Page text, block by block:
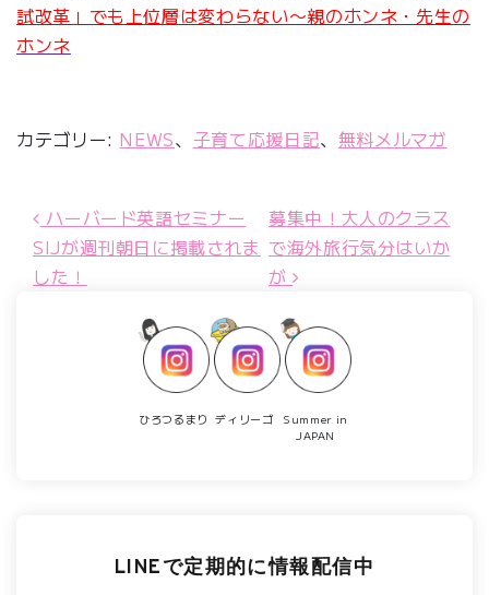
試改革」でも上位層は変わらない〜親のホンネ・先生の
ホンネ
カテゴリー: NEWS、 子育て応援日記、 無料メルマガ
投稿ナビゲーション
ハーバード英語セミナー
SIJが週刊朝日に掲載されま
した！
募集中！大人のクラス
で海外旅行気分はいか
が
ひろつるまり ディリーゴ
Summer in
JAPAN
LINEで定期的に情報配信中